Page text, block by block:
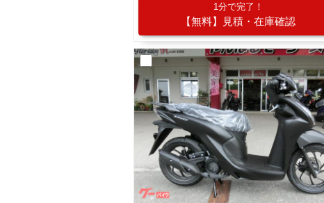
1分で完了！
【無料】見積・在庫確認